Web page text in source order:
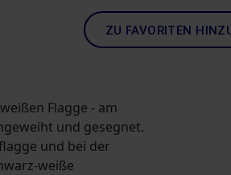
ZU FAVORITEN
Flagge - am
und gesegnet.
und bei der
weiße